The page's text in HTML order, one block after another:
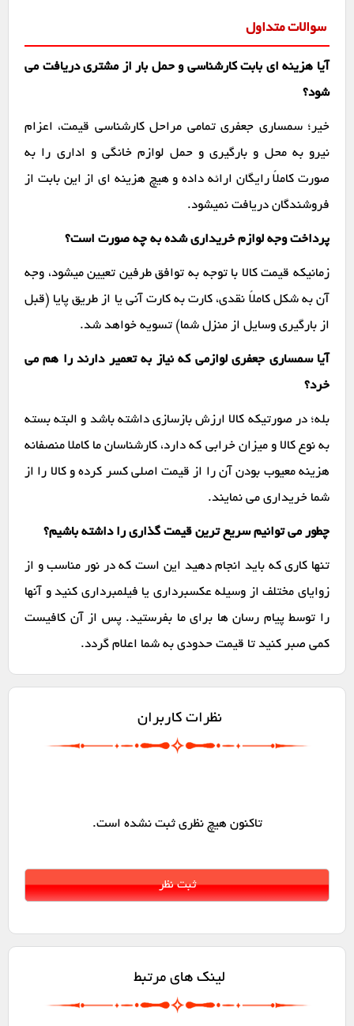
سوالات متداول
آیا هزینه ای بابت کارشناسی و حمل بار از مشتری دریافت می
شود؟
خیر؛ سمساری جعفری تمامی مراحل کارشناسی قیمت، اعزام
نیرو به محل و بارگیری و حمل لوازم خانگی و اداری را به
صورت کاملاً رایگان ارائه داده و هیچ هزینه ای از این بابت از
فروشندگان دریافت نمیشود.
پرداخت وجه لوازم خریداری شده به چه صورت است؟
زمانیکه قیمت کالا با توجه به توافق طرفین تعیین میشود، وجه
آن به شکل کاملاً نقدی، کارت به کارت آنی یا از طریق پایا (قبل
از بارگیری وسایل از منزل شما) تسویه خواهد شد.
آیا سمساری جعفری لوازمی که نیاز به تعمیر دارند را هم می
خرد؟
بله؛ در صورتیکه کالا ارزش بازسازی داشته باشد و البته بسته
به نوع کالا و میزان خرابی که دارد، کارشناسان ما کاملا منصفانه
هزینه معیوب بودن آن را از قیمت اصلی کسر کرده و کالا را از
شما خریداری می نمایند.
چطور می توانیم سریع ترین قیمت گذاری را داشته باشیم؟
تنها کاری که باید انجام دهید این است که در نور مناسب و از
زوایای مختلف از وسیله عکسبرداری یا فیلمبرداری کنید و آنها
را توسط پیام رسان ها برای ما بفرستید. پس از آن کافیست
کمی صبر کنید تا قیمت حدودی به شما اعلام گردد.
نظرات کاربران
تاکنون هیچ نظری ثبت نشده است.
لینک های مرتبط